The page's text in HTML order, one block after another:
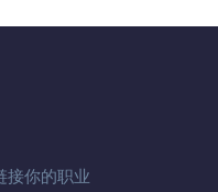
接你的职业